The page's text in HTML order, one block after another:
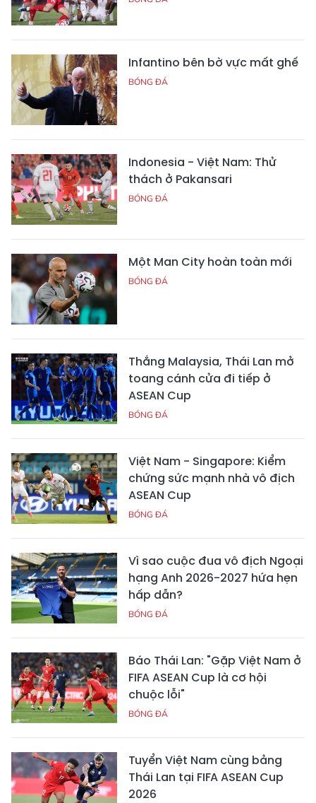
Infantino bên bờ vực mất ghế
BÓNG ĐÁ
Indonesia - Việt Nam: Thử
thách ở Pakansari
BÓNG ĐÁ
Một Man City hoàn toàn mới
BÓNG ĐÁ
Thắng Malaysia, Thái Lan mở
toang cánh cửa đi tiếp ở
ASEAN Cup
BÓNG ĐÁ
Việt Nam - Singapore: Kiểm
chứng sức mạnh nhà vô địch
ASEAN Cup
BÓNG ĐÁ
Vì sao cuộc đua vô địch Ngoại
hạng Anh 2026-2027 hứa hẹn
hấp dẫn?
BÓNG ĐÁ
Báo Thái Lan: "Gặp Việt Nam ở
FIFA ASEAN Cup là cơ hội
chuộc lỗi"
BÓNG ĐÁ
Tuyển Việt Nam cùng bảng
Thái Lan tại FIFA ASEAN Cup
2026